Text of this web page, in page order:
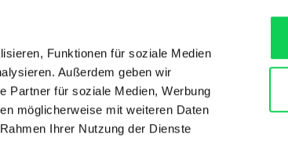
Funktionen für soziale Medien
Außerdem geben wir
Partner für soziale Medien, Werbung
möglicherweise mit weiteren Daten
Ihrer Nutzung der Dienste